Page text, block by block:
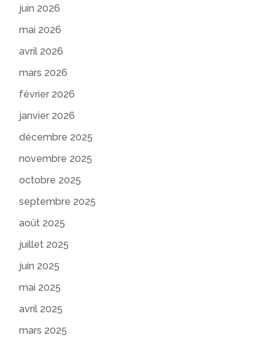
juin 2026
mai 2026
avril 2026
mars 2026
février 2026
janvier 2026
décembre 2025
novembre 2025
octobre 2025
septembre 2025
août 2025
juillet 2025
juin 2025
mai 2025
avril 2025
mars 2025